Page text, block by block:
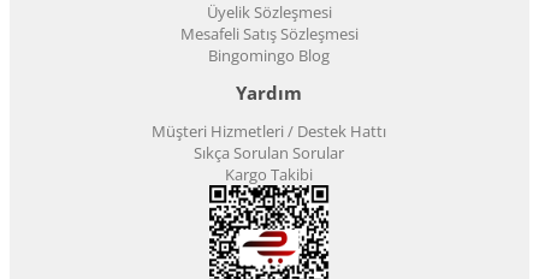
Üyelik Sözleşmesi
Mesafeli Satış Sözleşmesi
Bingomingo Blog
Yardım
Müşteri Hizmetleri / Destek Hattı
Sıkça Sorulan Sorular
Kargo Takibi